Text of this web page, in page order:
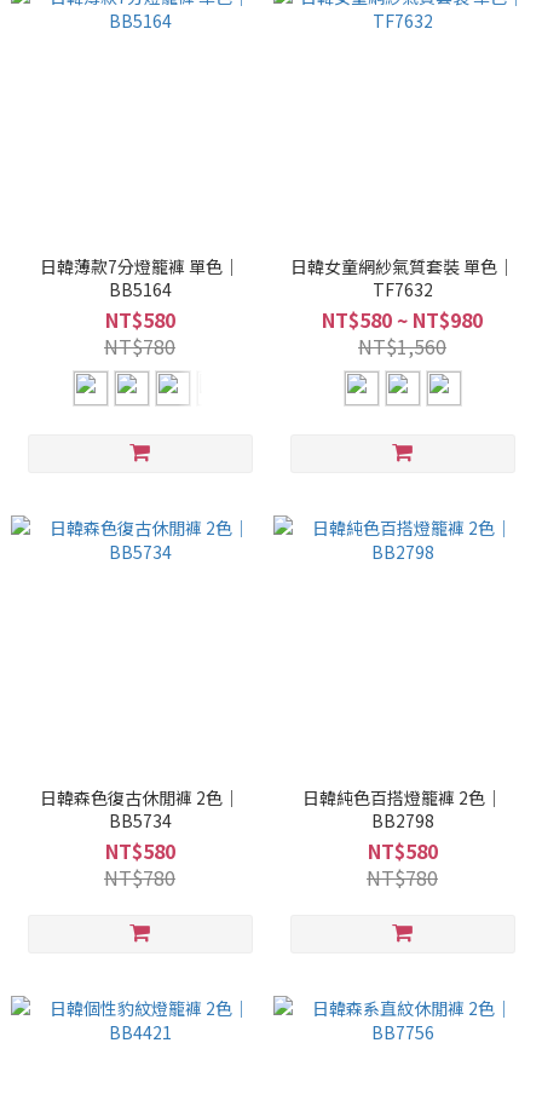
日韓薄款7分燈籠褲 單色｜
BB5164
NT$580
NT$780
日韓女童網紗氣質套裝 單色｜
TF7632
NT$580 ~ NT$980
NT$1,560
日韓森色復古休閒褲 2色｜
BB5734
NT$580
NT$780
日韓純色百搭燈籠褲 2色｜
BB2798
NT$580
NT$780